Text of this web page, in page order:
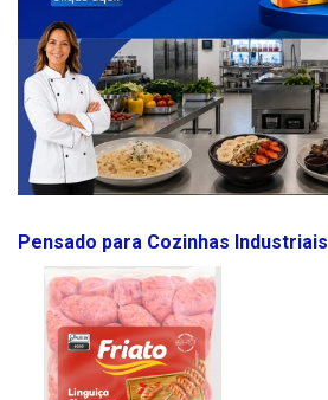
Pensado para Cozinhas Industriais